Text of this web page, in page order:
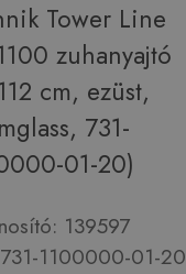
Tower Line
zuhanyajtó
cm, ezüst,
731-
01-20)
139597
1100000-01-20